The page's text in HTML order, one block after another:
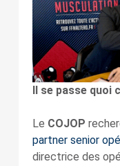
Il se passe quoi
Le COJOP
partner senior
directrice des